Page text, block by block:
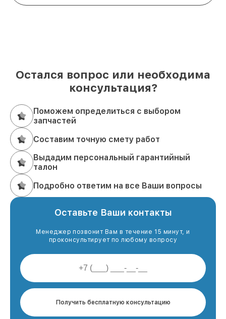
Остался вопрос или необходима
консультация?
Поможем определиться с выбором
запчастей
Составим точную смету работ
Выдадим персональный гарантийный
талон
Подробно ответим на все Ваши вопросы
Оставьте Ваши контакты
Менеджер позвонит Вам в течение 15 минут, и
проконсультирует по любому вопросу
Получить бесплатную консультацию